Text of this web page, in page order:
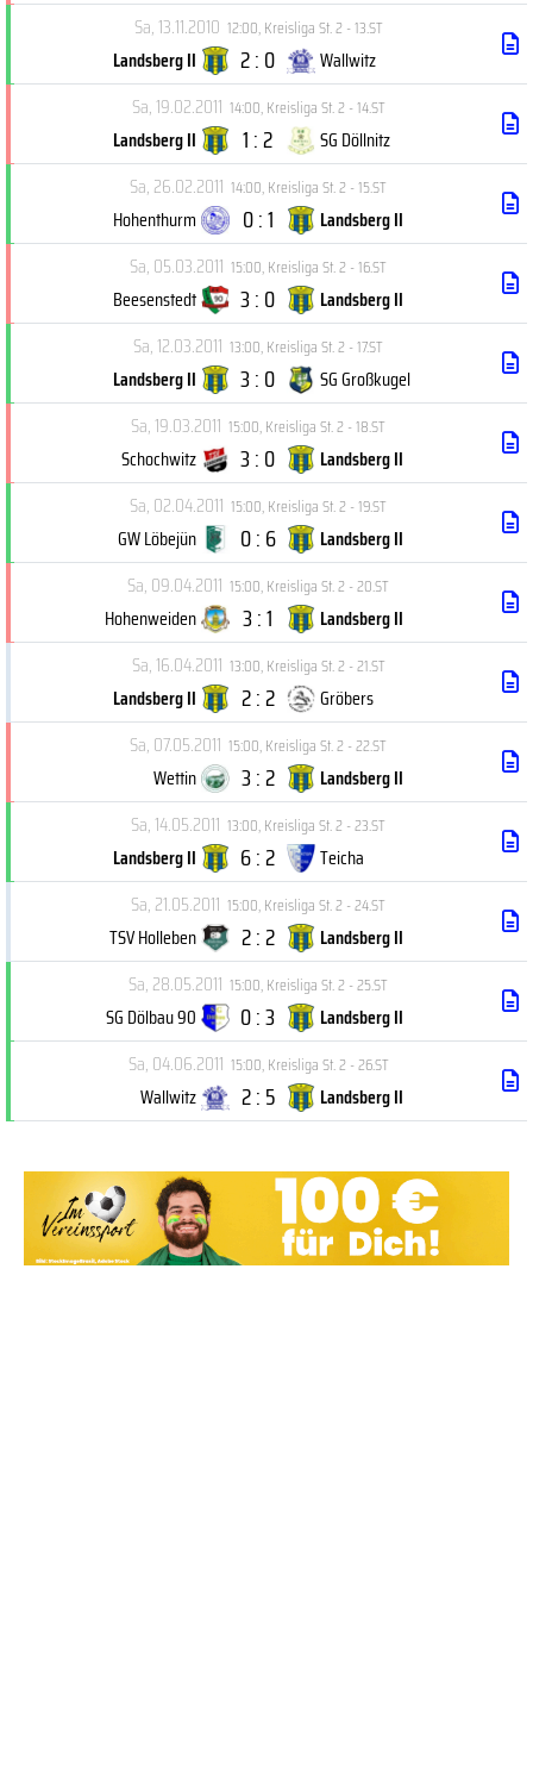
Sa, 13.11.2010 12:00,Kreisliga St. 2 - 13.ST
Landsberg II 2 : 0
Wallwitz
Sa, 19.02.2011 14:00,Kreisliga St. 2 - 14.ST
Landsberg II 1 : 2
SG Döllnitz
Sa, 26.02.2011 14:00,Kreisliga St. 2 - 15.ST
Hohenthurm 0 : 1
Landsberg II
Sa, 05.03.2011 15:00,Kreisliga St. 2 - 16.ST
Beesenstedt 3 : 0
Landsberg II
Sa, 12.03.2011 13:00,Kreisliga St. 2 - 17.ST
Landsberg II 3 : 0
SG Großkugel
Sa, 19.03.2011 15:00,Kreisliga St. 2 - 18.ST
Schochwitz 3 : 0
Landsberg II
Sa, 02.04.2011 15:00,Kreisliga St. 2 - 19.ST
GW Löbejün 0 : 6
Landsberg II
Sa, 09.04.2011 15:00,Kreisliga St. 2 - 20.ST
Hohenweiden 3 : 1
Landsberg II
Sa, 16.04.2011 13:00,Kreisliga St. 2 - 21.ST
Landsberg II 2 : 2
Gröbers
Sa, 07.05.2011 15:00,Kreisliga St. 2 - 22.ST
Wettin 3 : 2
Landsberg II
Sa, 14.05.2011 13:00,Kreisliga St. 2 - 23.ST
Landsberg II 6 : 2
Teicha
Sa, 21.05.2011 15:00,Kreisliga St. 2 - 24.ST
TSV Holleben 2 : 2
Landsberg II
Sa, 28.05.2011 15:00,Kreisliga St. 2 - 25.ST
SG Dölbau 90 0 : 3
Landsberg II
Sa, 04.06.2011 15:00,Kreisliga St. 2 - 26.ST
Wallwitz 2 : 5 Landsberg II